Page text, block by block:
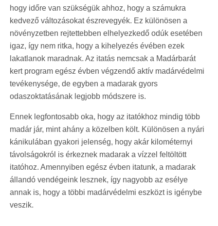
hogy időre van szükségük ahhoz, hogy a számukra
kedvező változásokat észrevegyék. Ez különösen a
növényzetben rejtettebben elhelyezkedő odúk esetében
igaz, így nem ritka, hogy a kihelyezés évében ezek
lakatlanok maradnak. Az itatás nemcsak a Madárbarát
kert program egész évben végzendő aktív madárvédelmi
tevékenysége, de egyben a madarak gyors
odaszoktatásának legjobb módszere is.
Ennek legfontosabb oka, hogy az itatókhoz mindig több
madár jár, mint ahány a közelben költ. Különösen a nyári
kánikulában gyakori jelenség, hogy akár kilométernyi
távolságokról is érkeznek madarak a vízzel feltöltött
itatóhoz. Amennyiben egész évben itatunk, a madarak
állandó vendégeink lesznek, így nagyobb az esélye
annak is, hogy a többi madárvédelmi eszközt is igénybe
veszik.